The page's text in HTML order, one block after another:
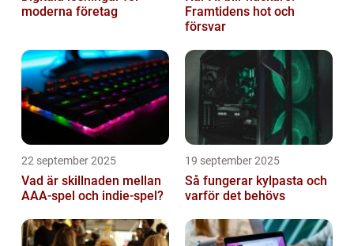
moderna företag
Framtidens hot och
försvar
22 september 2025
Vad är skillnaden mellan
AAA-spel och indie-spel?
19 september 2025
Så fungerar kylpasta och
varför det behövs